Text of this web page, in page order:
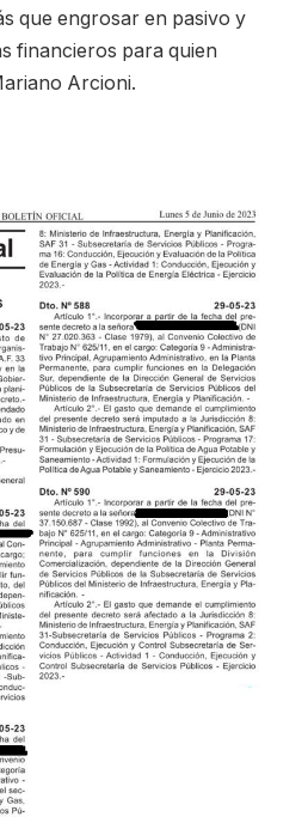
que engrosar en pasivo y
financieros para quien
Arcioni.